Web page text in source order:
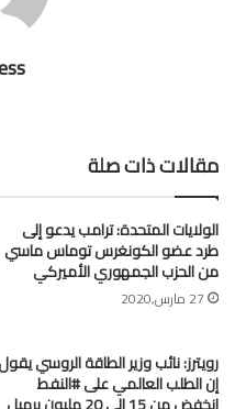
مقالات ذات صلة
الولايات المتحدة: ترامب يدعو إلى
طرد عضو الكونغرس توماس ماسي
من الحزب الجمهوري الأميركي
27 مارس,2020
رويترز: نائب وزير الطاقة الروسي يقول
إن الطلب العالمي على #النفط